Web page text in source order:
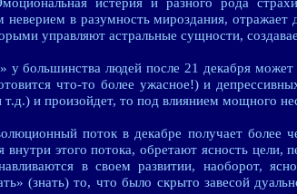
в разумность мироздания, отражает
управляют астральные сущности,
у большинства людей после 21 декабря
что-то более ужасное!) и
и произойдет, то под влиянием мощного
поток в декабре получает более
этого потока, обретают ясность цели,
в своем развитии, наоборот,
(знать) то, что было скрыто завесой